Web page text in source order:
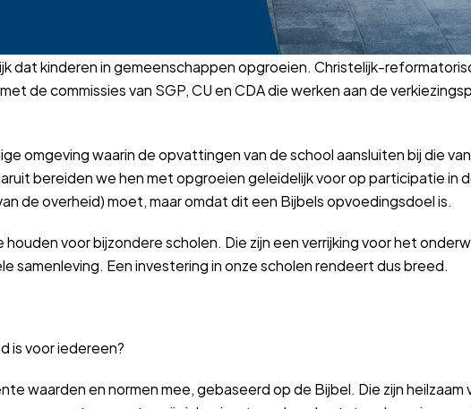
dat kinderen in gemeenschappen opgroeien. Christelijk-
de commissies van SGP, CU en CDA die werken aan de
omgeving waarin de opvattingen van de school aansluiten bij die
bereiden we hen met opgroeien geleidelijk voor op participatie in
de overheid) moet, maar omdat dit een Bijbels opvoedingsdoel is.
voor bijzondere scholen. Die zijn een verrijking voor het
samenleving. Een investering in onze scholen rendeert dus breed.
is voor iedereen?
waarden en normen mee, gebaseerd op de Bijbel. Die zijn heilzaam